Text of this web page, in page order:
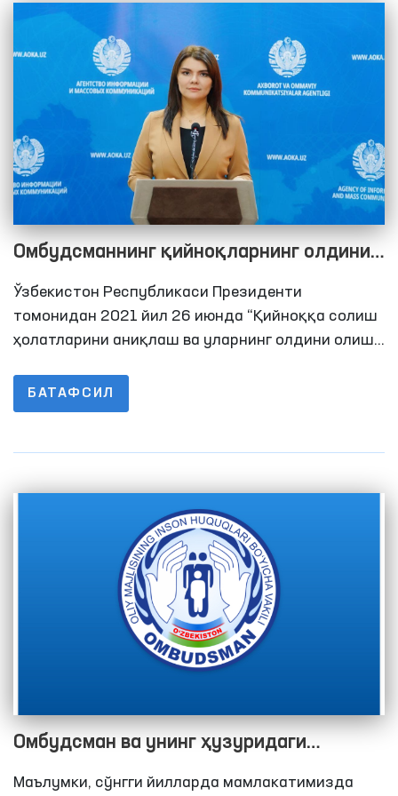
эркинлиги чекланган шахслар сақланадиган
жойларга мониторинг ташрифлари тизимини
йўлга қўйиш белгиланган.
Омбудсманнинг қийноқларнинг олдини
олиш бўйича Миллий превентив
механизм доирасида 2021 йилда амалга
оширилган мониторинг ташрифлари
Ўзбекистон Республикаси Президенти
томонидан 2021 йил 26 июнда “Қийноққа солиш
ҳолатларини аниқлаш ва уларнинг олдини олиш
чора-тадбирлар тўғрисида”ги Қарорига
мувофиқ 2021 йил давомида Омбудсман ва
мониторинг ташрифлари амалга оширилди.
Ушбу кўрсаткич 2020 йил якунларига кўра 76
тани ташкил этган.
БАТАФСИЛ
Омбудсман ва унинг ҳузуридаги
Жамоатчилик гуруҳлари томонидан
Маълумки, сўнгги йилларда мамлакатимизда